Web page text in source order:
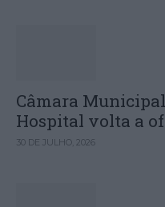
Câmara
Hospital volta a
30 DE JULHO, 2026